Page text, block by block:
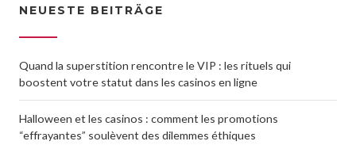
NEUESTE BEITRÄGE
Quand la superstition rencontre le VIP : les rituels qui
boostent votre statut dans les casinos en ligne
Halloween et les casinos : comment les promotions
“effrayantes” soulèvent des dilemmes éthiques